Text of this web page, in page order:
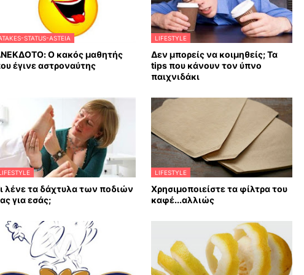
STATUS-ASTEIA
Ο κακός μαθητής
έγινε αστροναύτης
LIFESTYLE
Δεν μπορείς να κοιμηθείς; Τα
tips που κάνουν τον ύπνο
παιχνιδάκι
λένε τα δάχτυλα των ποδιών
για εσάς;
LIFESTYLE
Χρησιμοποιείστε τα φίλτρα του
καφέ...αλλιώς